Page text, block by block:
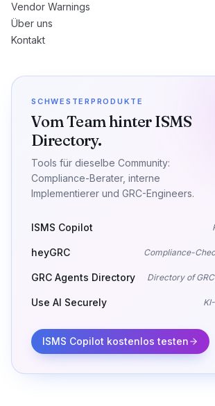
Vendor Warnings
Über uns
Kontakt
SCHWESTERPRODUKTE
Vom Team hinter ISMS
Directory.
Tools für dieselbe Community:
Compliance-Berater, interne
Implementierer und GRC-Engineers.
ISMS Copilot
heyGRC Compliance-
GRC Agents Directory Directory of
Use AI Securely
ISMS Copilot kostenlos testen